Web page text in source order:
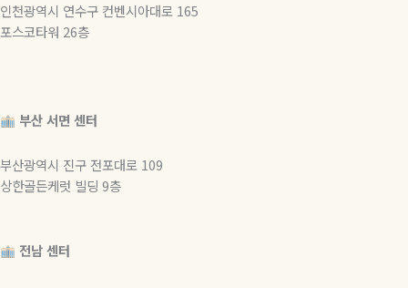
인천광역시 연수구 컨벤시아대로 165
포스코타워 26층
부산 서면 센터
부산광역시 진구 전포대로 109
상한골든케럿 빌딩 9층
전남 센터